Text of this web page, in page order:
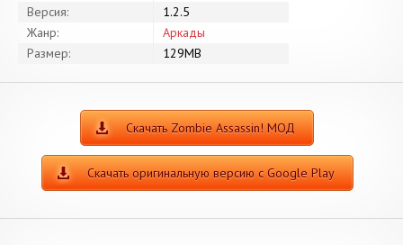
Версия:
1.2.5
Жанр:
Аркады
Размер:
129MB
Скачать Zombie Assassin! МОД
Скачать оригинальную версию с Google Play